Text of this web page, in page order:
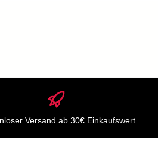
Versand ab 30€ Einkaufswert